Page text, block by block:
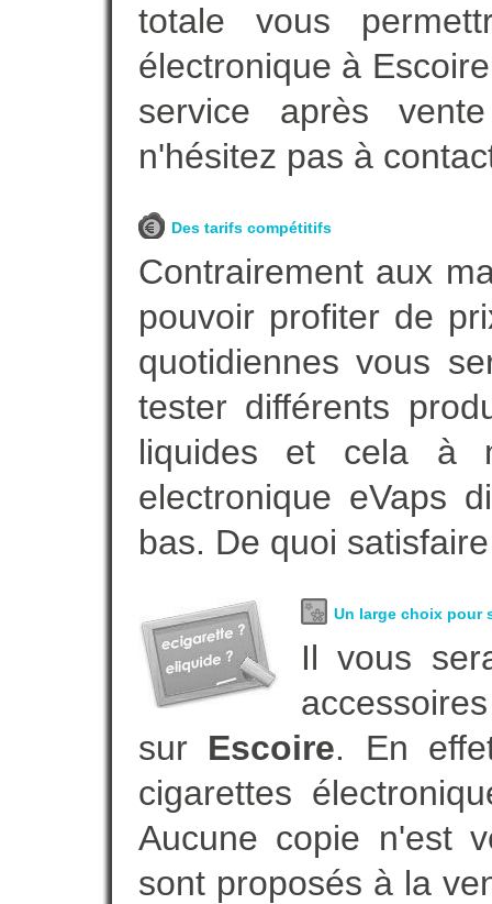
totale vous
électronique à
service après
n'hésitez pas à
Des tarifs compétitifs
Contrairement aux
pouvoir profiter de
quotidiennes vous
tester différents
liquides et cela à
electronique eVaps
bas. De quoi
Un large choix pour
Il vous
sur Escoire. En
cigarettes
Aucune copie n'est
sont proposés à la